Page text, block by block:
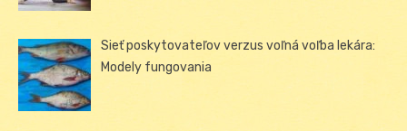
Sieť poskytovateľov verzus voľná voľba lekára:
Modely fungovania